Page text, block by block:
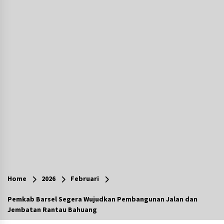
Agustus 4, 2026
Pelajar di HST Musnahkan Barang Bukti
Home 2026 Februari
Pemkab Barsel Segera Wujudkan Pembangunan Jalan dan
Jembatan Rantau Bahuang